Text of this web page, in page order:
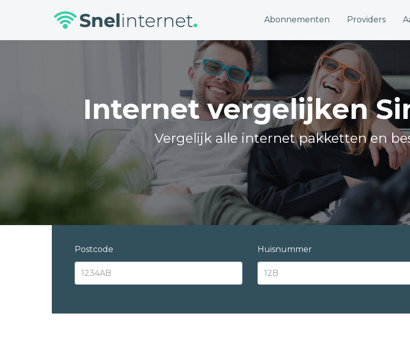
Abonnementen Providers
Skip
to
content
Internet vergelijken
Vergelijk alle internet pakketten en
Postcode Huisnummer